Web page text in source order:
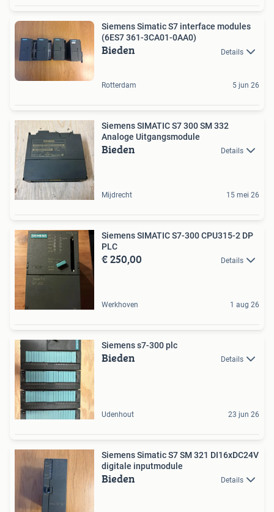
Siemens Simatic S7 interface modules
(6ES7 361-3CA01-0AA0)
Bieden Details
Rotterdam 5 jun 26
Siemens SIMATIC S7 300 SM 332
Analoge Uitgangsmodule
Bieden Details
Mijdrecht 15 mei 26
Siemens SIMATIC S7-300 CPU315-2 DP
PLC
€ 250,00 Details
Werkhoven 1 aug 26
Siemens s7-300 plc
Bieden Details
Udenhout 23 jun 26
Siemens Simatic S7 SM 321 DI16xDC24V
digitale inputmodule
Bieden Details